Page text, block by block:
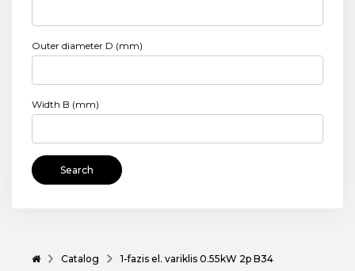
Outer diameter D (mm)
Width B (mm)
Search
Catalog 1-fazis el. variklis 0.55kW 2p B34